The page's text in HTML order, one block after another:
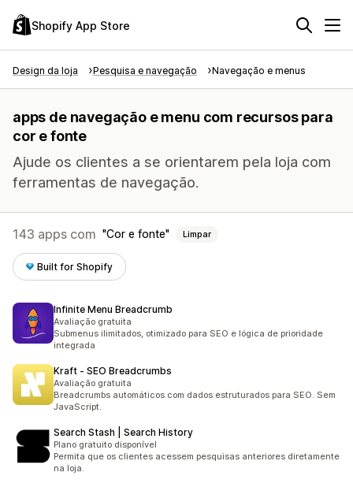
Shopify App Store
Design da loja Pesquisa e navegação Navegação e menus
apps de navegação e menu com recursos para
cor e fonte
Ajude os clientes a se orientarem pela loja com
ferramentas de navegação.
143 apps com Cor e fonte Limpar
Built for Shopify
Infinite Menu Breadcrumb
Avaliação gratuita
Submenus ilimitados, otimizado para SEO e lógica de prioridade
integrada
Kraft ‑ SEO Breadcrumbs
Avaliação gratuita
Breadcrumbs automáticos com dados estruturados para SEO. Sem
JavaScript.
Search Stash | Search History
Plano gratuito disponível
Permita que os clientes acessem pesquisas anteriores diretamente
na loja.